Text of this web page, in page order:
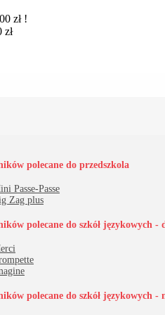
zł !
zł
polecane do przedszkola
Passe-Passe
Zag plus
polecane do szkół językowych -
polecane do szkół językowych -